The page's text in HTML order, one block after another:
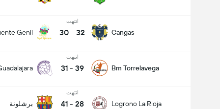
Cangas
انتهت
32
-
30
Genil
Bm Torrelavega
انتهت
39
-
31
Logrono La Rioja
انتهت
28
-
41 برشلونة